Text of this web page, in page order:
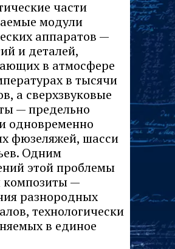
части
модули
аппаратов —
и деталей,
в атмосфере
в тысячи
а сверхзвуковые
— предельно
одновременно
фюзеляжей, шасси
Одним
этой проблемы
композиты —
разнородных
технологически
в единое